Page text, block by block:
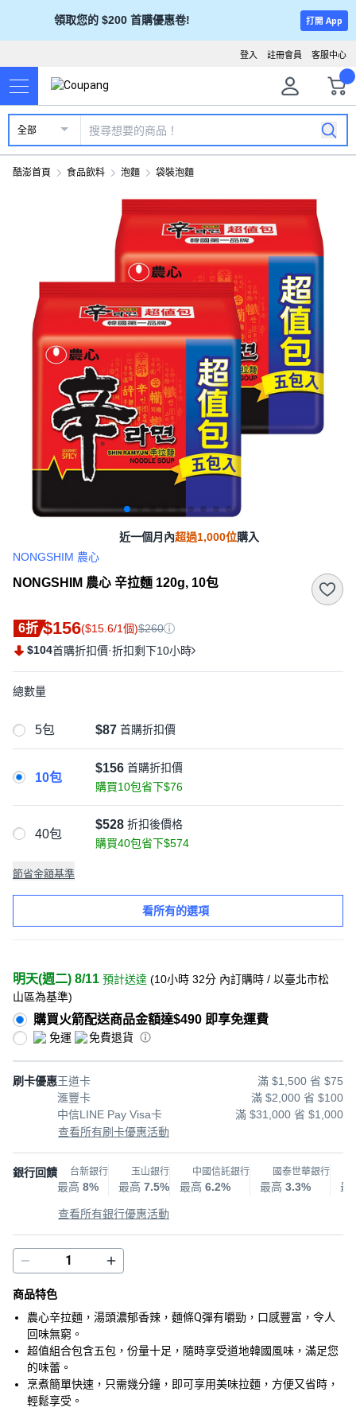
領取您的 $200 首購優惠卷! 打開 App
客服中心
註冊會員
登入
全部
酷澎首頁 食品飲料 泡麵 袋裝泡麵
近一個月內超過1,000位購入
NONGSHIM 農心
NONGSHIM 農心 辛拉麵 120g, 10包
6折 $156($15.6/1個)$260
$104首購折扣價·折扣剩下10小時
總數量
5包 $87 首購折扣價
10包
$156 首購折扣價
購買10包省下$76
40包
$528 折扣後價格
購買40包省下$574
節省金額基準
看所有的選項
明天(週二) 8/11 預計送達 (10小時 32分 內訂購時 / 以臺北市松
山區為基準)
購買火箭配送商品金額達$490 即享免運費
免運 免費退貨
刷卡優惠王道卡
滿 $1,500 省 $75
滙豐卡
滿 $2,000 省 $100
中信LINE Pay Visa卡
滿 $31,000 省 $1,000
查看所有刷卡優惠活動
銀行回饋 台新銀行
最高 8%
玉山銀行
最高 7.5%
中國信託銀行
最高 6.2%
國泰世華銀行
最高 3.3% 最
查看所有銀行優惠活動
商品特色
農心辛拉麵，湯頭濃郁香辣，麵條Q彈有嚼勁，口感豐富，令人
回味無窮。
超值組合包含五包，份量十足，隨時享受道地韓國風味，滿足您
的味蕾。
烹煮簡單快速，只需幾分鐘，即可享用美味拉麵，方便又省時，
輕鬆享受。